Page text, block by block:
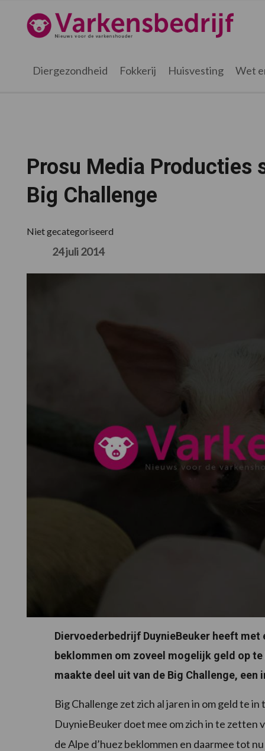
hoofdnavigatie
hoofd
eerste
voettekst
Varkensbedrijf.nl
Diergezondheid Fokkerij Huisvesting Wet
Prosu Media Producties
Big Challenge
Niet gecategoriseerd
24 juli 2014
Diervoederbedrijf DuynieBeuker heeft met
beklommen om zoveel mogelijk geld op
maakte deel uit van de Big Challenge,
Big Challenge zet zich al jaren in om geld te
DuynieBeuker doet mee om zich in te zetten
de Alpe d’huez beklommen en daarmee tot